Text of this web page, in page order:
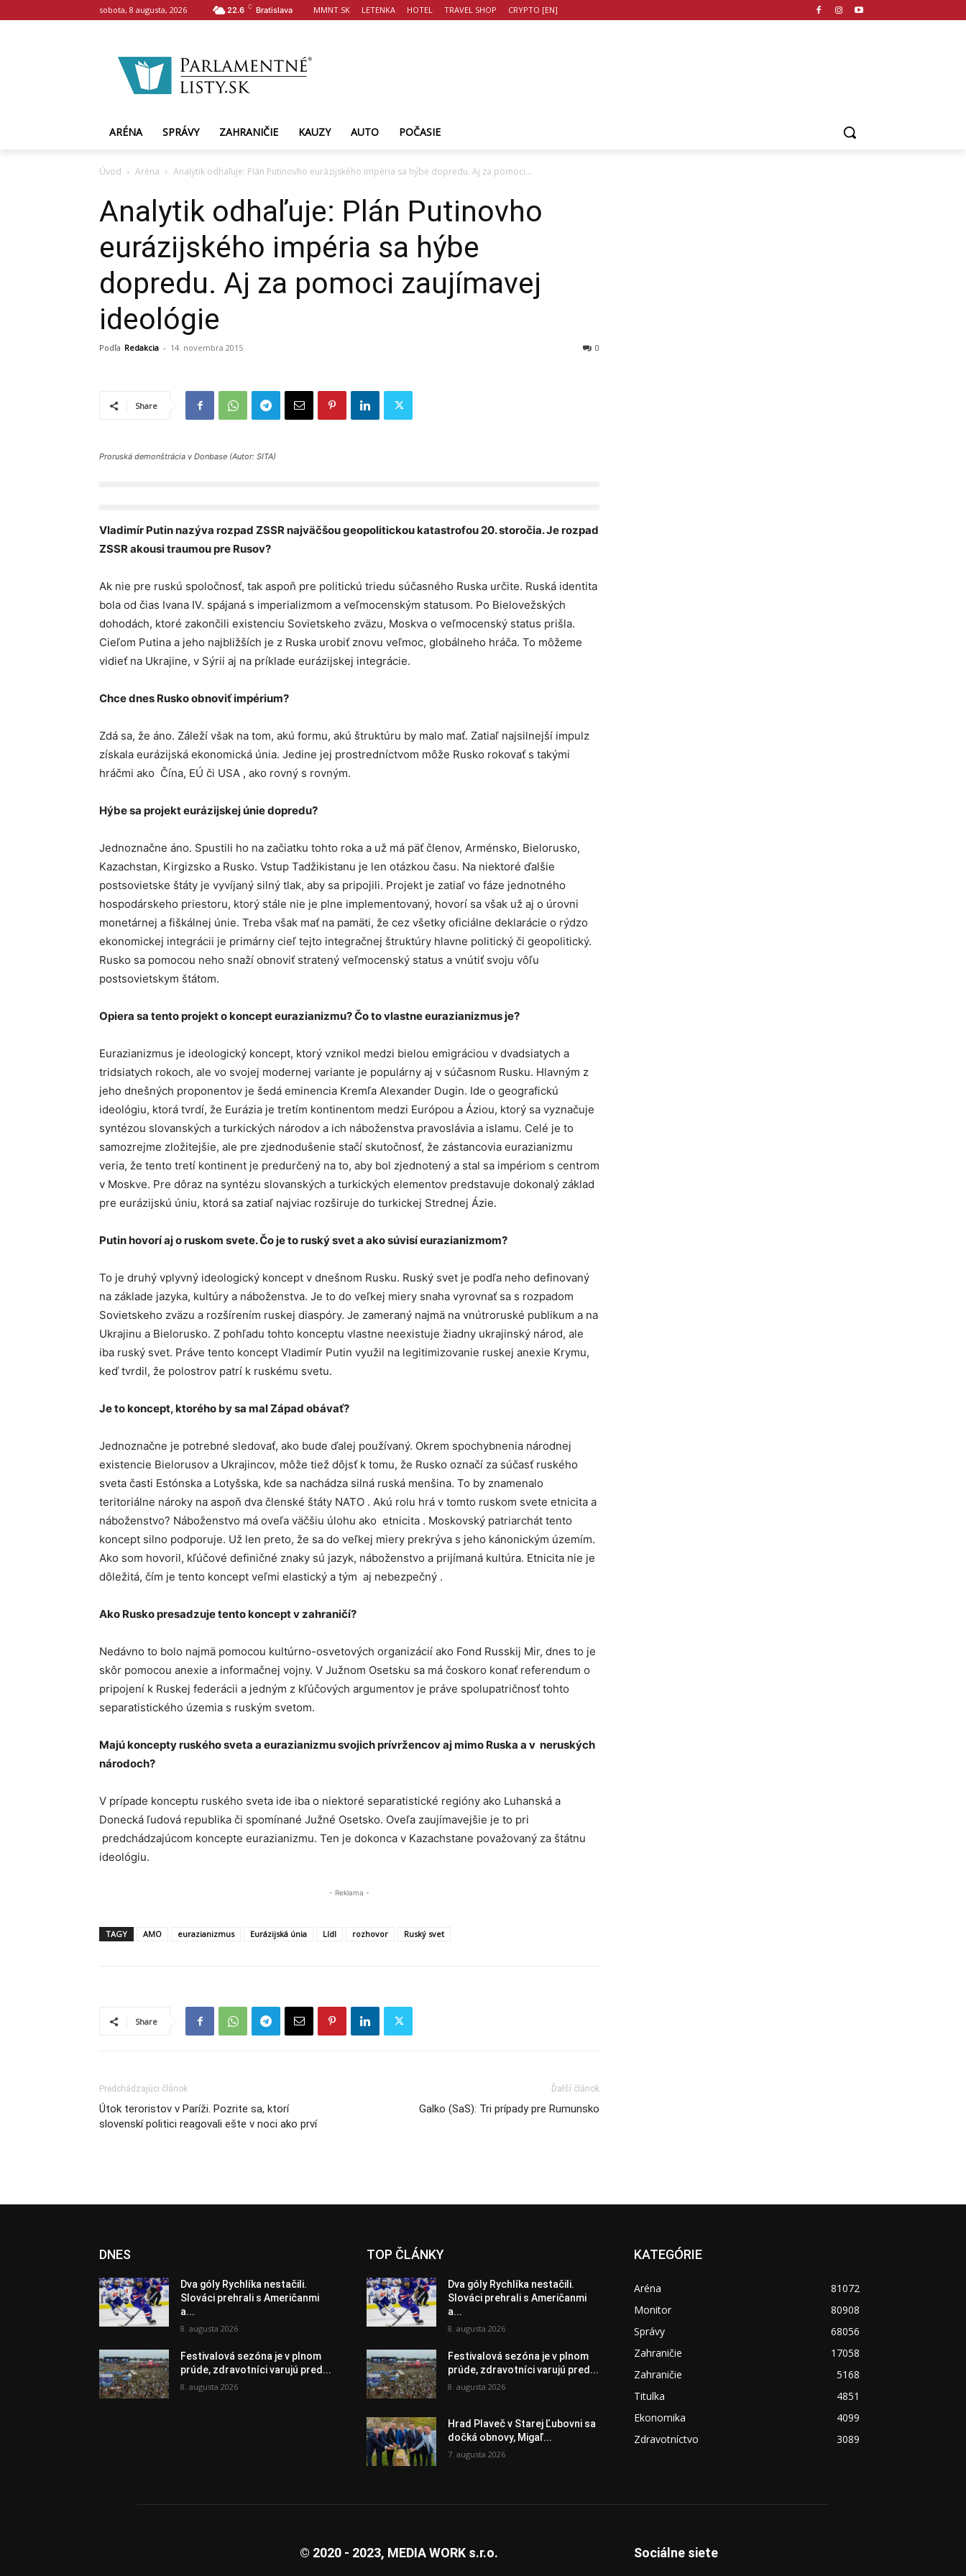
sobota, 8 augusta, 2026 22.6 C Bratislava MMNT.SK LETENKA HOTEL TRAVEL SHOP CRYPTO [EN]
ARÉNA SPRÁVY ZAHRANIČIE KAUZY AUTO POČASIE
Úvod Aréna Analytik odhaľuje: Plán Putinovho eurázijského impéria sa hýbe dopredu. Aj za pomoci...
Analytik odhaľuje: Plán Putinovho
eurázijského impéria sa hýbe
dopredu. Aj za pomoci zaujímavej
ideológie
Podľa Redakcia - 14. novembra 2015 0
Share
Proruská demonštrácia v Donbase (Autor: SITA)
Vladimír Putin nazýva rozpad ZSSR najväčšougeopolitickou katastrofou20. storočia. Je rozpad
ZSSR akousi traumoupre Rusov?
Ak nie pre ruskú spoločnosť, tak aspoň pre politickú triedu súčasného Ruska určite. Ruská identita
bola od čias Ivana IV. spájaná s imperializmom a veľmocenským statusom. Po Bielovežských
dohodách, ktoré zakončili existenciu Sovietskeho zväzu, Moskva o veľmocenský status prišla.
Cieľom Putina a jeho najbližších je z Ruska urobiť znovu veľmoc, globálneho hráča. To môžeme
vidieť na Ukrajine, v Sýrii aj na príklade eurázijskej integrácie.
Chce dnes Rusko obnoviť impérium?
Zdá sa, že áno. Záleží však na tom, akú formu, akú štruktúru by malo mať. Zatiaľ najsilnejší impulz
získala eurázijská ekonomická únia. Jedine jej prostredníctvom môže Rusko rokovať s takými
hráčmi ako Čína, EÚ či USA , ako rovný s rovným.
Hýbe sa projekt eurázijskej únie dopredu?
Jednoznačne áno. Spustili ho na začiatku tohto roka a už má päť členov, Arménsko, Bielorusko,
Kazachstan, Kirgizsko a Rusko. Vstup Tadžikistanu je len otázkou času. Na niektoré ďalšie
postsovietske štáty je vyvíjaný silný tlak, aby sa pripojili. Projekt je zatiaľ vo fáze jednotného
hospodárskeho priestoru, ktorý stále nie je plne implementovaný, hovorí sa však už aj o úrovni
monetárnej a fiškálnej únie. Treba však mať na pamäti, že cez všetky oficiálne deklarácie o rýdzo
ekonomickej integrácii je primárny cieľ tejto integračnej štruktúry hlavne politický či geopolitický.
Rusko sa pomocou neho snaží obnoviť stratený veľmocenský status a vnútiť svoju vôľu
postsovietskym štátom.
Opiera sa tento projekt o koncept eurazianizmu? Čo to vlastne eurazianizmus je?
Eurazianizmus je ideologický koncept, ktorý vznikol medzi bielou emigráciou v dvadsiatych a
tridsiatych rokoch, ale vo svojej modernej variante je populárny aj v súčasnom Rusku. Hlavným z
jeho dnešných proponentov je šedá eminencia Kremľa Alexander Dugin. Ide o geografickú
ideológiu, ktorá tvrdí, že Eurázia je tretím kontinentom medzi Európou a Áziou, ktorý sa vyznačuje
syntézou slovanských a turkických národov a ich náboženstva pravoslávia a islamu. Celé je to
samozrejme zložitejšie, ale pre zjednodušenie stačí skutočnosť, že zástancovia eurazianizmu
veria, že tento tretí kontinent je predurčený na to, aby bol zjednotený a stal sa impériom s centrom
v Moskve. Pre dôraz na syntézu slovanských a turkických elementov predstavuje dokonalý základ
pre eurázijskú úniu, ktorá sa zatiaľ najviac rozširuje do turkickej Strednej Ázie.
Putin hovorí aj o ruskom svete. Čo je to ruský svet a ako súvisí eurazianizmom?
To je druhý vplyvný ideologický koncept v dnešnom Rusku. Ruský svet je podľa neho definovaný
na základe jazyka, kultúry a náboženstva. Je to do veľkej miery snaha vyrovnať sa s rozpadom
Sovietskeho zväzu a rozšírením ruskej diaspóry. Je zameraný najmä na vnútroruské publikum a na
Ukrajinu a Bielorusko. Z pohľadu tohto konceptu vlastne neexistuje žiadny ukrajinský národ, ale
iba ruský svet. Práve tento koncept Vladimír Putin využil na legitimizovanie ruskej anexie Krymu,
keď tvrdil, že polostrov patrí k ruskému svetu.
Je to koncept, ktorého by sa mal Západ obávať?
Jednoznačne je potrebné sledovať, ako bude ďalej používaný. Okrem spochybnenia národnej
existencie Bielorusov a Ukrajincov, môže tiež dôjsť k tomu, že Rusko označí za súčasť ruského
sveta časti Estónska a Lotyšska, kde sa nachádza silná ruská menšina. To by znamenalo
teritoriálne nároky na aspoň dva členské štáty NATO . Akú rolu hrá v tomto ruskom svete etnicita a
náboženstvo? Náboženstvo má oveľa väčšiu úlohu ako etnicita . Moskovský patriarchát tento
koncept silno podporuje. Už len preto, že sa do veľkej miery prekrýva s jeho kánonickým územím.
Ako som hovoril, kľúčové definičné znaky sú jazyk, náboženstvo a prijímaná kultúra. Etnicita nie je
dôležitá, čím je tento koncept veľmi elastický a tým aj nebezpečný .
Ako Rusko presadzuje tento koncept v zahraničí?
Nedávno to bolo najmä pomocou kultúrno-osvetových organizácií ako Fond Russkij Mir, dnes to je
skôr pomocou anexie a informačnej vojny. V Južnom Osetsku sa má čoskoro konať referendum o
pripojení k Ruskej federácii a jedným z kľúčových argumentov je práve spolupatričnosť tohto
separatistického územia s ruským svetom.
Majú koncepty ruského sveta a eurazianizmu svojich prívržencov aj mimo Ruska a v neruských
národoch?
V prípade konceptu ruského sveta ide iba o niektoré separatistické regióny ako Luhanská a
Donecká ľudová republika či spomínané Južné Osetsko. Oveľa zaujímavejšie je to pri
predchádzajúcom koncepte eurazianizmu. Ten je dokonca v Kazachstane považovaný za štátnu
ideológiu.
- Reklama -
TAGY AMO eurazianizmus Eurázijská únia Lídl rozhovor Ruský svet
Share
Predchádzajúci článok
Útok teroristov v Paríži. Pozrite sa, ktorí
slovenskí politici reagovali ešte v noci ako prví
Ďalší článok
Galko (SaS): Tri prípady pre Rumunsko
DNES
Dva góly Rychlíka nestačili.
Slováci prehrali s Američanmi
a...
8. augusta 2026
Festivalová sezóna je v plnom
prúde, zdravotníci varujú pred...
8. augusta 2026
TOP ČLÁNKY
Dva góly Rychlíka nestačili.
Slováci prehrali s Američanmi
a...
8. augusta 2026
Festivalová sezóna je v plnom
prúde, zdravotníci varujú pred...
8. augusta 2026
Hrad Plaveč v Starej Ľubovni sa
dočká obnovy, Migaľ...
7. augusta 2026
KATEGÓRIE
Aréna
81072
Monitor
80908
Správy
68056
Zahraničie
17058
Zahraničie
5168
Titulka
4851
Ekonomika
4099
Zdravotníctvo
3089
© 2020 - 2023, MEDIA WORK s.r.o. Sociálne siete